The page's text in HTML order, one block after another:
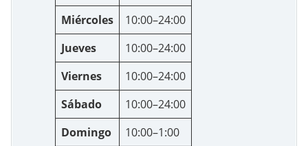
Miércoles
10:00–24:00
Jueves
10:00–24:00
Viernes
10:00–24:00
Sábado
10:00–24:00
Domingo
10:00–1:00